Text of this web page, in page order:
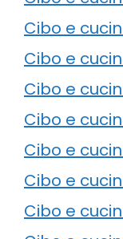
Cibo e
Cibo e
Cibo e
Cibo e
Cibo e
Cibo e
Cibo e